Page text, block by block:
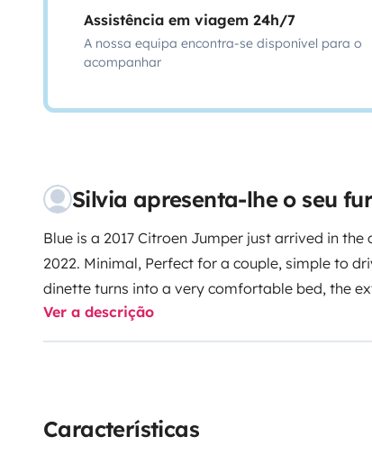
Assistência em viagem 24h/7
A nossa equipa encontra-se disponível para o
acompanhar
Silvia apresenta-lhe o seu
Blue is a 2017 Citroen Jumper just arrived in
2022. Minimal, Perfect for a couple, simple to
dinette turns into a very comfortable bed, the
allow you to rest wonderfully during your trip.
shower tray. Kitchen equipped with the
Ver a descrição
Características